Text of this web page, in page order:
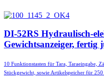
DI-52RS Hydraulisch-
Gewichtsanzeiger, fertig
10 Funktionstasten für Tara, Taraeingabe,
Stückgewicht, sowie Artikelspeicher für